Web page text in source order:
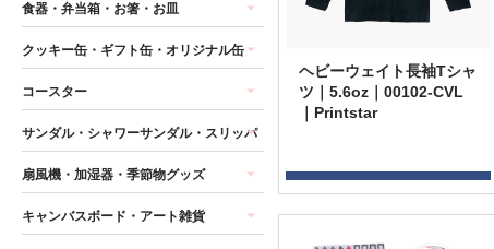
ヘビーウェイト長袖Tシャ
ツ｜5.6oz｜00102-CVL
｜Printstar
食器・弁当箱・お箸・お皿
クッキー缶・ギフト缶・オリジナル缶
コースター
サンダル・シャワーサンダル・スリッパ
扇風機・加湿器・季節物グッズ
キャンバスボード・アート雑貨